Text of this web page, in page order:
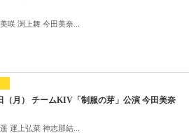
咲 渕上舞 今田美奈...
（月） チームKIV「制服の芽」公演 今田美奈
運上弘菜 神志那結...